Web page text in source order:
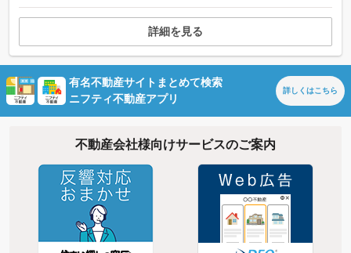
詳細を見る
有名不動産サイトまとめて検索
ニフティ不動産アプリ
詳しくはこちら
不動産会社様向けサービスのご案内